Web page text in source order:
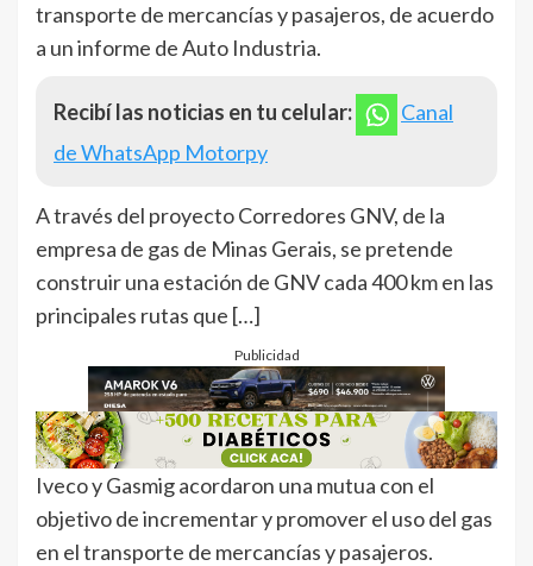
transporte de mercancías y pasajeros, de acuerdo
a un informe de Auto Industria.
Recibí las noticias en tu celular:
Canal
de WhatsApp Motorpy
A través del proyecto Corredores GNV, de la
empresa de gas de Minas Gerais, se pretende
construir una estación de GNV cada 400 km en las
principales rutas que […]
Publicidad
Iveco y Gasmig acordaron una mutua con el
objetivo de incrementar y promover el uso del gas
en el transporte de mercancías y pasajeros.